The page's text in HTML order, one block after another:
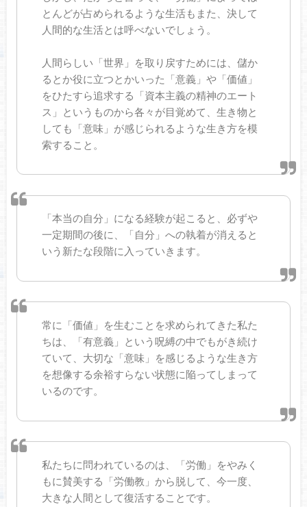
とんどが占められるような生活もまた、決して
人間的な生活とは呼べないでしょう。
人間らしい「世界」を取り戻すためには、儲か
るとか役に立つとかいった「意義」や「価値」
をひたすら追求する「資本主義の精神のエート
ス」というものから各々が目覚めて、生き物と
しても「意味」が感じられるような生き方を模
索すること。
「本当の自分」になる経験が起こると、必ずや
一定期間の後に、「自分」への執着が消えると
いう新たな段階に入っていきます。
常に「価値」を生むことを求められてきた私た
ちは、「有意義」という呪縛の中でもがき続け
ていて、大切な「意味」を感じるような生き方
を想像する余裕すらない状態に陥ってしまって
いるのです。
私たちに問われているのは、「労働」をやみく
もに賛美する「労働教」から脱して、今一度、
大きな人間として復活することです。